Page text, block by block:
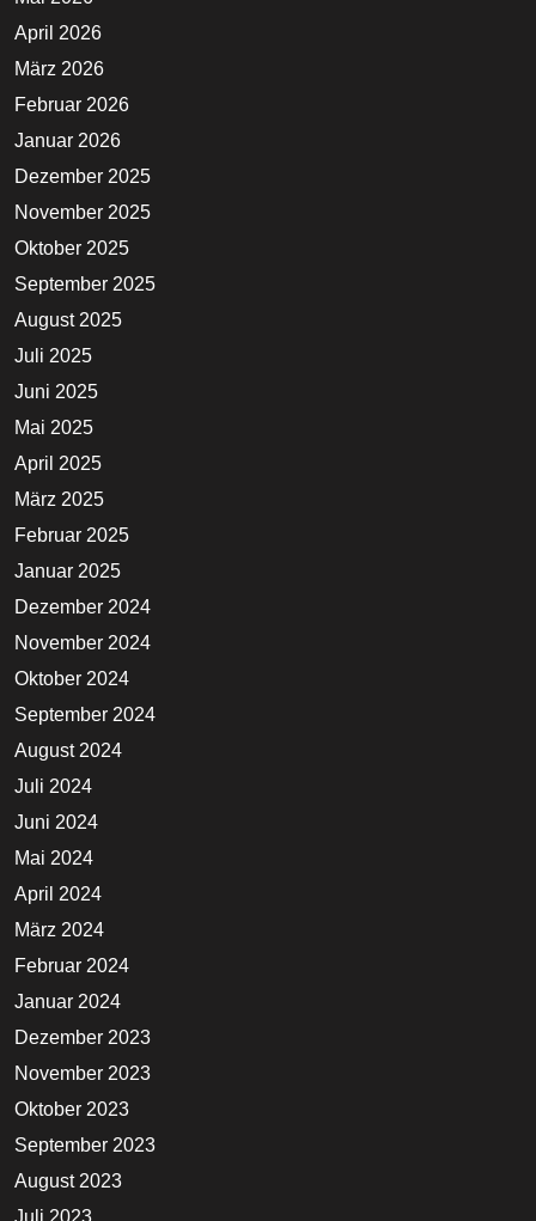
April 2026
März 2026
Februar 2026
Januar 2026
Dezember 2025
November 2025
Oktober 2025
September 2025
August 2025
Juli 2025
Juni 2025
Mai 2025
April 2025
März 2025
Februar 2025
Januar 2025
Dezember 2024
November 2024
Oktober 2024
September 2024
August 2024
Juli 2024
Juni 2024
Mai 2024
April 2024
März 2024
Februar 2024
Januar 2024
Dezember 2023
November 2023
Oktober 2023
September 2023
August 2023
Juli 2023